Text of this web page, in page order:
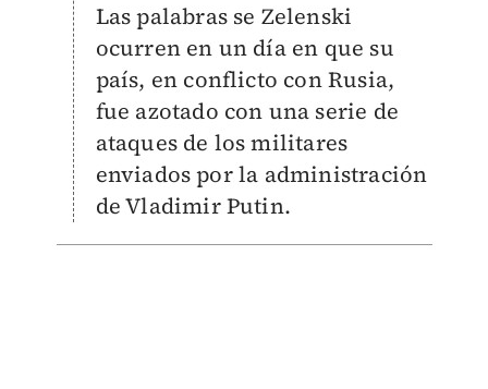
Las palabras se Zelenski
ocurren en un día en que su
país, en conflicto con Rusia,
fue azotado con una serie de
ataques de los militares
enviados por la administración
de Vladimir Putin.